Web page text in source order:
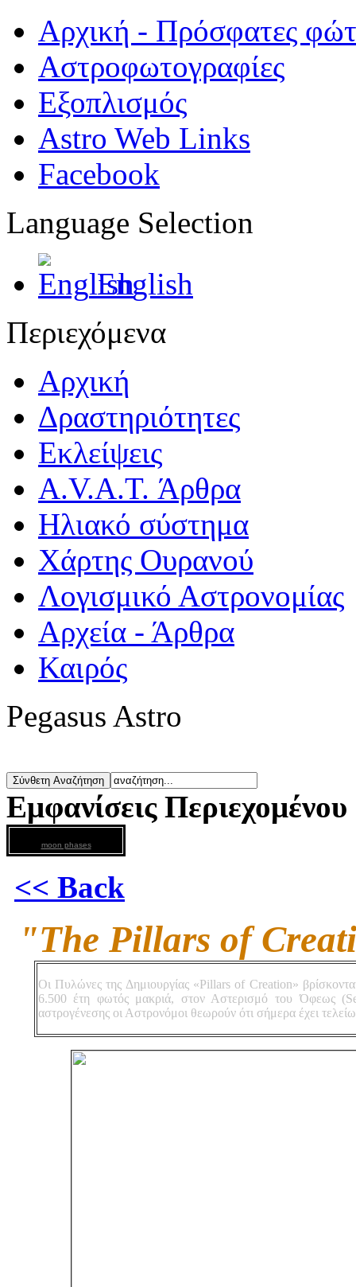
Αρχική - Πρόσφατες
Αστροφωτογραφίες
Εξοπλισμός
Astro Web Links
Facebook
Language Selection
English
Περιεχόμενα
Αρχική
Δραστηριότητες
Εκλείψεις
A.V.A.T. Άρθρα
Ηλιακό σύστημα
Χάρτης Ουρανού
Λογισμικό Αστρoνομίας
Αρχεία - Άρθρα
Καιρός
Pegasus Astro
Εμφανίσεις Περιεχομένου
moon phases
<< Back
"The Pillars of
Οι Πυλώνες της Δημιουργίας «Pillars of Creation»
6.500 έτη φωτός μακριά, στον Αστερισμό του Όφεως
αστρογένεσης οι Αστρονόμοι θεωρούν ότι σήμερα έχει